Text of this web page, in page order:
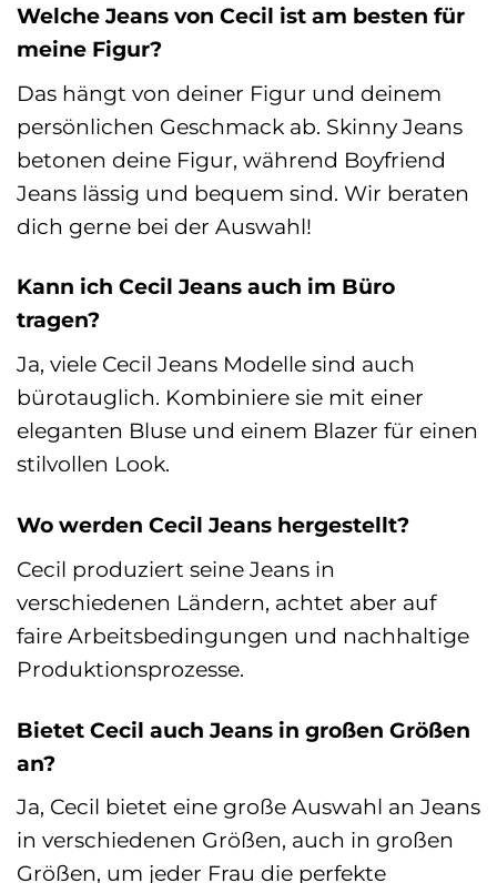
Welche Jeans von Cecil ist am besten für
meine Figur?
Das hängt von deiner Figur und deinem
persönlichen Geschmack ab. Skinny Jeans
betonen deine Figur, während Boyfriend
Jeans lässig und bequem sind. Wir beraten
dich gerne bei der Auswahl!
Kann ich Cecil Jeans auch im Büro
tragen?
Ja, viele Cecil Jeans Modelle sind auch
bürotauglich. Kombiniere sie mit einer
eleganten Bluse und einem Blazer für einen
stilvollen Look.
Wo werden Cecil Jeans hergestellt?
Cecil produziert seine Jeans in
verschiedenen Ländern, achtet aber auf
faire Arbeitsbedingungen und nachhaltige
Produktionsprozesse.
Bietet Cecil auch Jeans in großen Größen
an?
Ja, Cecil bietet eine große Auswahl an Jeans
in verschiedenen Größen, auch in großen
Größen, um jeder Frau die perfekte